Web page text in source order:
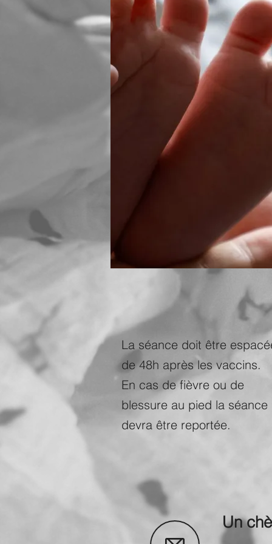
La séance doit être
de 48h après les vaccins.
En cas de fièvre ou de
blessure au pied la séance
devra être reportée.
Un